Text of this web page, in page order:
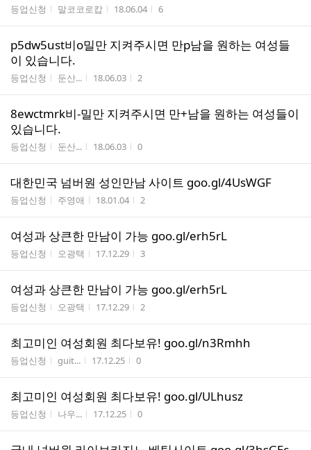
게시판명
등업신청 작성자
말코코로캅 작성시간
18.06.04 조회수
6
p5dw5ust비o밀만 지켜주시면 만p남을 원하는 여성들
이 있습니다.
게시판명
등업신청 작성자
둔산... 작성시간
18.06.03 조회수
2
8ewctmrk비-밀만 지켜주시면 만+남을 원하는 여성들이
있습니다.
게시판명
등업신청 작성자
둔산... 작성시간
18.06.03 조회수
0
대­한­민­국 넘­버­원 성­인­만­남 사­이­트 goo.gl/4UsWGF
게시판명
등업신청 작성자
주영애 작성시간
18.01.04 조회수
2
여­성­과 상­큰­한 만­남­이 가­능 goo.gl/erh5rL
게시판명
등업신청 작성자
오광택 작성시간
17.12.29 조회수
3
여­성­과 상­큰­한 만­남­이 가­능 goo.gl/erh5rL
게시판명
등업신청 작성자
오광택 작성시간
17.12.29 조회수
2
최­고­미­인 여­성­회­원 최­다­보­유! goo.gl/n3Rmhh
게시판명
등업신청 작성자
guit... 작성시간
17.12.25 조회수
0
최­고­미­인 여­성­회­원 최­다­보­유! goo.gl/ULhusz
게시판명
등업신청 작성자
나우... 작성시간
17.12.25 조회수
0